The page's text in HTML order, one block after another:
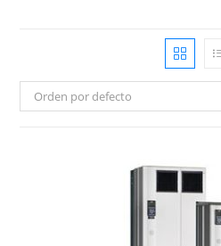
Orden por defecto